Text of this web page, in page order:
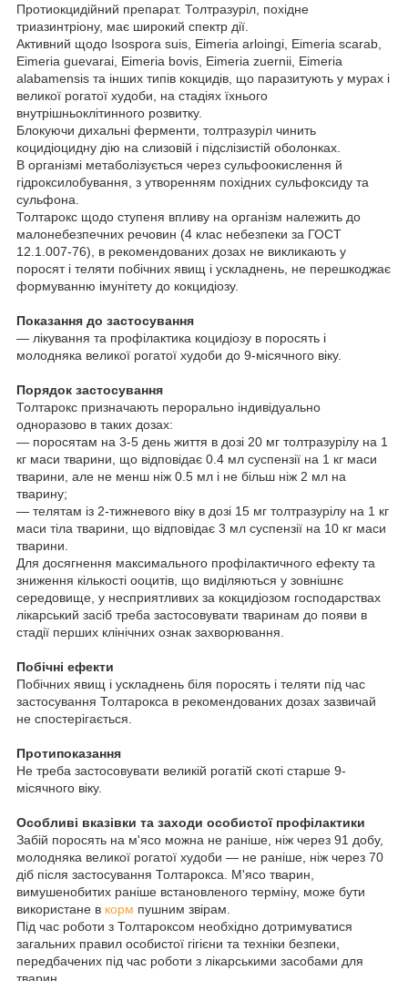
Протиокцидійний препарат. Толтразуріл, похідне
триазинтріону, має широкий спектр дії.
Активний щодо Isospora suis, Eimeria arloingi, Eimeria scarab,
Eimeria guevarai, Eimeria bovis, Eimeria zuernii, Eimeria
alabamensis та інших типів кокцидів, що паразитують у мурах і
великої рогатої худоби, на стадіях їхнього
внутрішньоклітинного розвитку.
Блокуючи дихальні ферменти, толтразуріл чинить
коцидіоцидну дію на слизовій і підслізистій оболонках.
В організмі метаболізується через сульфоокислення й
гідроксилобування, з утворенням похідних сульфоксиду та
сульфона.
Толтарокс щодо ступеня впливу на організм належить до
малонебезпечних речовин (4 клас небезпеки за ГОСТ
12.1.007-76), в рекомендованих дозах не викликають у
поросят і теляти побічних явищ і ускладнень, не перешкоджає
формуванню імунітету до кокцидіозу.
Показання до застосування
— лікування та профілактика коцидіозу в поросять і
молодняка великої рогатої худоби до 9-місячного віку.
Порядок застосування
Толтарокс призначають перорально індивідуально
одноразово в таких дозах:
— поросятам на 3-5 день життя в дозі 20 мг толтразурілу на 1
кг маси тварини, що відповідає 0.4 мл суспензії на 1 кг маси
тварини, але не менш ніж 0.5 мл і не більш ніж 2 мл на
тварину;
— телятам із 2-тижневого віку в дозі 15 мг толтразурілу на 1 кг
маси тіла тварини, що відповідає 3 мл суспензії на 10 кг маси
тварини.
Для досягнення максимального профілактичного ефекту та
зниження кількості ооцитів, що виділяються у зовнішнє
середовище, у несприятливих за кокцидіозом господарствах
лікарський засіб треба застосовувати тваринам до появи в
стадії перших клінічних ознак захворювання.
Побічні ефекти
Побічних явищ і ускладнень біля поросять і теляти під час
застосування Толтарокса в рекомендованих дозах зазвичай
не спостерігається.
Протипоказання
Не треба застосовувати великій рогатій скоті старше 9-
місячного віку.
Особливі вказівки та заходи особистої профілактики
Забій поросять на м'ясо можна не раніше, ніж через 91 добу,
молодняка великої рогатої худоби — не раніше, ніж через 70
діб після застосування Толтарокса. М'ясо тварин,
вимушенобитих раніше встановленого терміну, може бути
використане в корм пушним звірам.
Під час роботи з Толтароксом необхідно дотримуватися
загальних правил особистої гігієни та техніки безпеки,
передбачених під час роботи з лікарськими засобами для
тварин.